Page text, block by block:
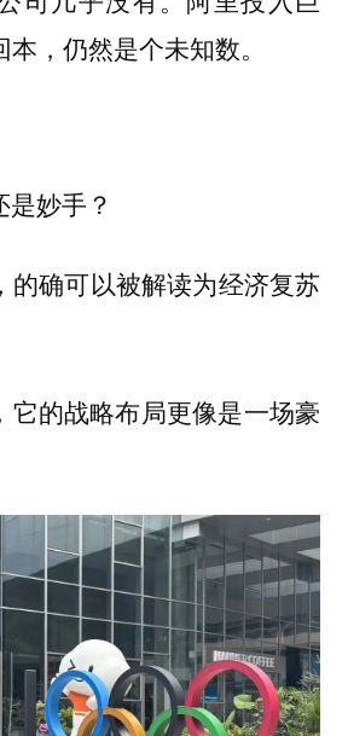
，仍然是个未知数。
妙手？
的确可以被解读为经济复苏
它的战略布局更像是一场豪